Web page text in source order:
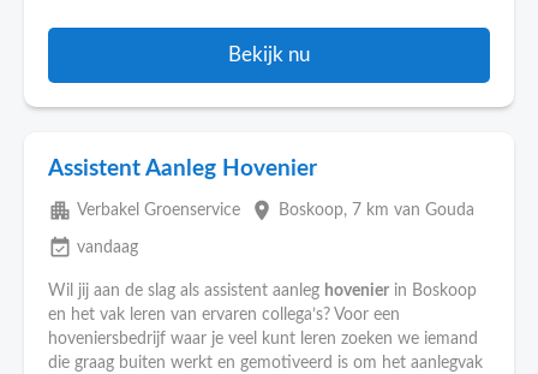
Bekijk nu
Assistent Aanleg Hovenier
apartment Verbakel Groenservice place Boskoop, 7 km van Gouda
event_available vandaag
Wil jij aan de slag als assistent aanleg hovenier in Boskoop
en het vak leren van ervaren collega’s? Voor een
hoveniersbedrijf waar je veel kunt leren zoeken we iemand
die graag buiten werkt en gemotiveerd is om het aanlegvak